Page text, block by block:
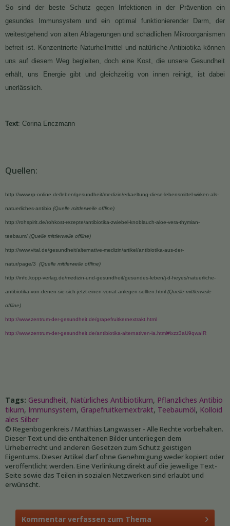
So sind der beste Schutz gegen Infektionen in der Prävention ein
gesundes Immunsystem und ein optimal funktionierender Darm, der
weitestgehend von alten Ablagerungen und schädlichen Mikroorganismen
befreit ist. Konzentrierte Naturheilmittel und natürliche Antibiotika können
uns auf diesem Weg begleiten, doch eine Kost, die unsere Gesundheit
erhält, uns Energie gibt und gleichzeitig von innen reinigt, ist dabei
unerlässlich.
Text: Corina Enczmann
Quellen:
http://www.rp-online.de/leben/gesundheit/medizin/erkaeltung-diese-lebensmittel-wirken-als-
natuerliches-antibio (Quelle mittlerweile offline)
http://rohspirit.de/rohkost-rezepte/antibiotika-zwiebel-knoblauch-aloe-vera-thymian-
teebaum/ (Quelle mittlerweile offline)
http://www.vital.de/gesundheit/alternative-medizin/artikel/antibiotika-aus-der-
natur/page/3 (Quelle mittlerweile offline)
http://info.kopp-verlag.de/medizin-und-gesundheit/gesundes-leben/j-d-heyes/natuerliche-
antibiotika-von-denen-sie-sich-jetzt-einen-vorrat-anlegen-sollten.html (Quelle mittlerweile
offline)
http://www.zentrum-der-gesundheit.de/grapefruitkernextrakt.html
http://www.zentrum-der-gesundheit.de/antibiotika-alternativen-ia.html#ixzz3aU9qwaIR
Tags: Gesundheit, Natürliches Antibiotikum, Pflanzliches Antibio
tikum, Immunsystem, Grapefruitkernextrakt, Teebaumöl, Kolloid
ales Silber
© Regenbogenkreis / Matthias Langwasser - Alle Rechte vorbehalten.
Dieser Text und die enthaltenen Bilder unterliegen dem
Urheberrecht und anderen Gesetzen zum Schutz geistigen
Eigentums. Dieser Artikel darf ohne Genehmigung weder kopiert oder
veröffentlicht werden. Eine Verlinkung direkt auf die jeweilige Text-
Seite sowie das Teilen in sozialen Netzwerken sind erlaubt und
erwünscht.
Kommentar verfassen zum Thema